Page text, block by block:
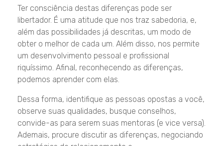
Ter consciência destas diferenças pode ser
libertador. É uma atitude que nos traz sabedoria, e,
além das possibilidades já descritas, um modo de
obter o melhor de cada um. Além disso, nos permite
um desenvolvimento pessoal e profissional
riquíssimo. Afinal, reconhecendo as diferenças,
podemos aprender com elas.
Dessa forma, identifique as pessoas opostas a você,
observe suas qualidades, busque conselhos,
convide-as para serem suas mentoras (e vice versa).
Ademais, procure discutir as diferenças, negociando